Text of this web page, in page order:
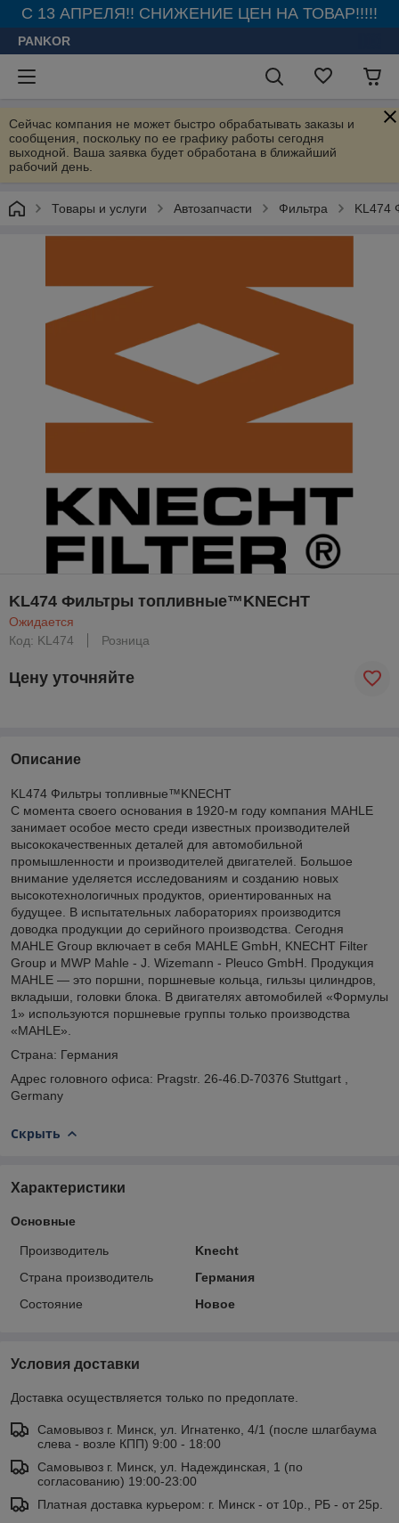
С 13 АПРЕЛЯ!! СНИЖЕНИЕ ЦЕН НА ТОВАР!!!!!
PANKOR
Сейчас компания не может быстро обрабатывать заказы и
сообщения, поскольку по ее графику работы сегодня
выходной. Ваша заявка будет обработана в ближайший
рабочий день.
Товары и услуги Автозапчасти Фильтра KL474
KL474 Фильтры топливные™KNECHT
Ожидается
Код: KL474
Розница
Цену уточняйте
Описание
KL474 Фильтры топливные™KNECHT
С момента своего основания в 1920-м году компания MAHLE
занимает особое место среди известных производителей
высококачественных деталей для автомобильной
промышленности и производителей двигателей. Большое
внимание уделяется исследованиям и созданию новых
высокотехнологичных продуктов, ориентированных на
будущее. В испытательных лабораториях производится
доводка продукции до серийного производства. Сегодня
MAHLE Group включает в себя MAHLE GmbH, KNECHT Filter
Group и MWP Mahle - J. Wizemann - Pleuco GmbH. Продукция
MAHLE — это поршни, поршневые кольца, гильзы цилиндров,
вкладыши, головки блока. В двигателях автомобилей «Формулы
1» используются поршневые группы только производства
«MAHLE».
Страна: Германия
Адрес головного офиса: Pragstr. 26-46.D-70376 Stuttgart ,
Germany
Скрыть
Характеристики
Основные
Производитель
Knecht
Страна производитель
Германия
Состояние
Новое
Условия доставки
Доставка осуществляется только по предоплате.
Самовывоз г. Минск, ул. Игнатенко, 4/1 (после шлагбаума
слева - возле КПП) 9:00 - 18:00
Самовывоз г. Минск, ул. Надеждинская, 1 (по
согласованию) 19:00-23:00
Платная доставка курьером: г. Минск - от 10р., РБ - от 25р.